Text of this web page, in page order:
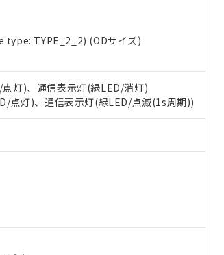
TYPE_2_2) (ODサイズ)
灯)、通信表示灯(緑LED/消灯)
点灯)、通信表示灯(緑LED/点滅(1s周期))
取扱商品の当社在庫状況および標準価格(税抜)
お客様のお取引先、またはお客様担当のオムロ
）の非含有に対応した製品が提供可能な商品です
非含有に対応した製品に切り替える予定のある
）の非含有の対応状況を調査中または確認中の
、有害物質有無と関係のない商品です。
していたものが、含有品と判明した場合などや
カドミウム(Cd) 100ppm以下、
ェニル類(PBB) 1000ppm以下、ポリ臭化ジフェニルエーテル
DOP) 1000ppm以下、フタル酸ブチルベンジル（BBP）
ル (DIBP) 1000ppm以下
対する適用除外項目は除く。
の基準値を超えていることを示します。
問い合わせください。
ドミウム) : 100ppm、
外国為替および外国貿易法に定める商品（以下
イル、化学兵器、生物兵器またはその他武器並